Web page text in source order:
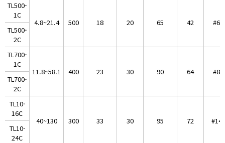
TL500-
1C
4.8~21.4 500 18 20 65 42
TL500-
2C
TL700-
1C
11.8~58.1 400 23 30 90 64
TL700-
2C
TL10-
16C
40~130 300 33 30 95 72
TL10-
24C